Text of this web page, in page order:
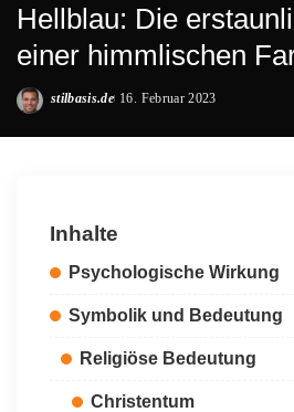
Hellblau: Die
einer himmlischen
Posted
stilbasis.de 16. Februar 2023
Inhalte
Psychologische Wirkung
Symbolik und Bedeutung
Religiöse Bedeutung
Christentum